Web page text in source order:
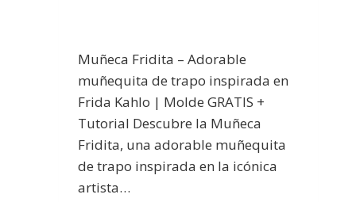
Muñeca Fridita – Adorable
muñequita de trapo inspirada en
Frida Kahlo | Molde GRATIS +
Tutorial Descubre la Muñeca
Fridita, una adorable muñequita
de trapo inspirada en la icónica
artista…